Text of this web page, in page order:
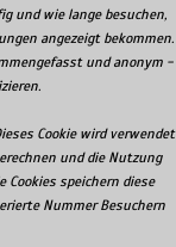
und wie lange besuchen,
angezeigt bekommen.
und anonym -
Cookie wird verwendet
und die Nutzung
Cookies speichern diese
Nummer Besuchern